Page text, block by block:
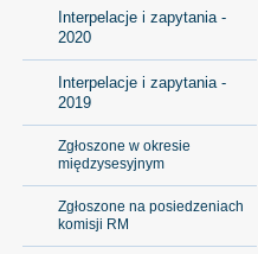
Interpelacje i zapytania -
2020
Interpelacje i zapytania -
2019
Zgłoszone w okresie
międzysesyjnym
Zgłoszone na posiedzeniach
komisji RM